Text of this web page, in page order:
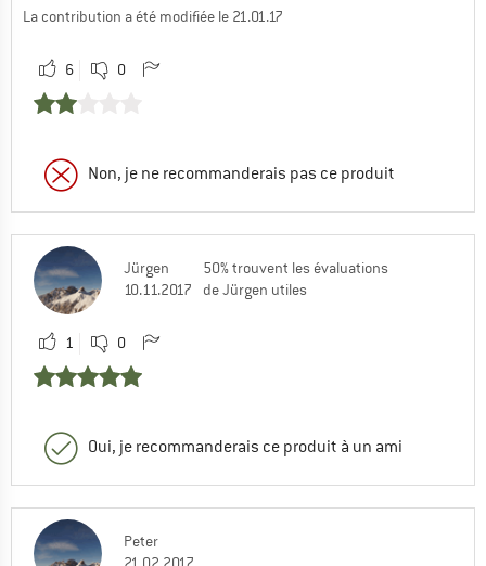
La contribution a été modifiée le 21.01.17
6 0
Non, je ne recommanderais pas ce produit
Jürgen
10.11.2017
50% trouvent les évaluations
de Jürgen utiles
1 0
Oui, je recommanderais ce produit à un ami
Peter